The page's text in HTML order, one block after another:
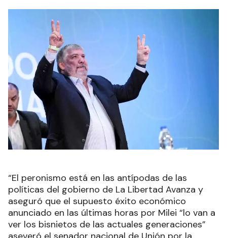
“El peronismo está en las antípodas de las
políticas del gobierno de La Libertad Avanza y
aseguró que el supuesto éxito económico
anunciado en las últimas horas por Milei “lo van a
ver los bisnietos de las actuales generaciones”